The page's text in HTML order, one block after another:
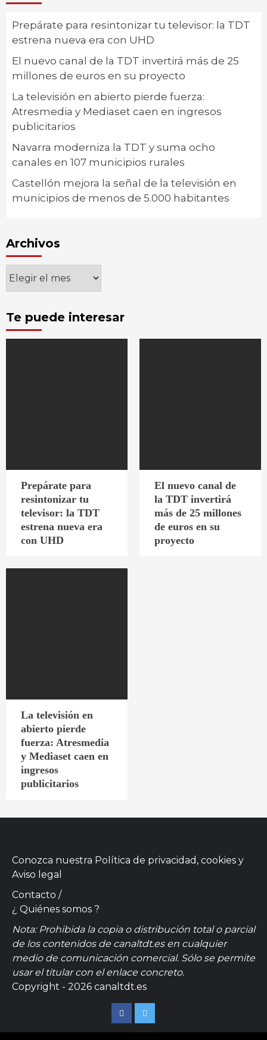
Prepárate para resintonizar tu televisor: la TDT
estrena nueva era con UHD
El nuevo canal de la TDT invertirá más de 25
millones de euros en su proyecto
La televisión en abierto pierde fuerza:
Atresmedia y Mediaset caen en ingresos
publicitarios
Navarra moderniza la TDT y suma ocho
canales en 107 municipios rurales
Castellón mejora la señal de la televisión en
municipios de menos de 5.000 habitantes
Archivos
Archivos
Te puede interesar
Prepárate para
resintonizar tu
televisor: la TDT
estrena nueva era
con UHD
El nuevo canal de
la TDT invertirá
más de 25 millones
de euros en su
proyecto
La televisión en
abierto pierde
fuerza: Atresmedia
y Mediaset caen en
ingresos
publicitarios
Conozca nuestra Política de privacidad, cookies y
Aviso legal
Contacto /
¿ Quiénes somos ?
Nota: Prohibida la copia o distribución total o parcial
de los contenidos de canaltdt.es en cualquier
medio de comunicación comercial. Sólo se permite
usar el titular con el enlace concreto.
Copyright - 2026 canaltdt.es
FacebookTwitter